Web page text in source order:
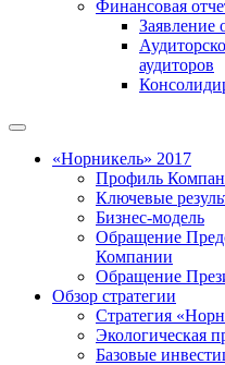
Финансовая
Заявление
аудиторов
«Норникель» 2017
Профиль
Ключевые
Бизнес-модель
Обращение
Компании
Обращение
Обзор стратегии
Стратегия
Экологическая
Базовые